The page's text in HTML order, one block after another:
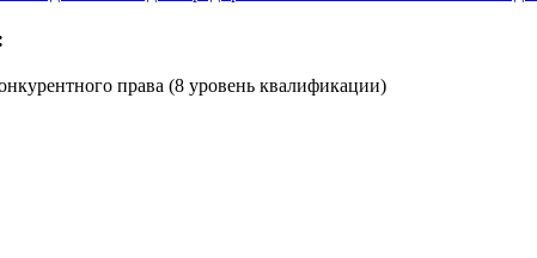
права (8 уровень квалификации)